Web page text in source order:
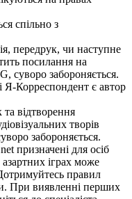
спільно з
передрук, чи наступне
посилання на
суворо забороняється.
Я-Корреспондент є автор
відтворення
творів
забороняється.
призначені для осіб
іграх може
правил
При виявленні перших